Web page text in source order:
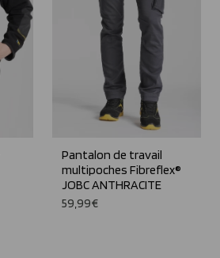
Pantalon de travail
multipoches Fibreflex®
JOBC ANTHRACITE
59,99€